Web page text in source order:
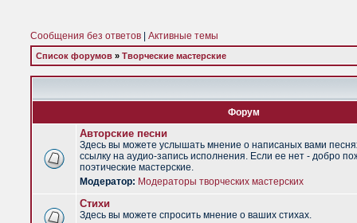
Сообщения без ответов Активные темы
Список форумов » Творческие мастерские
Форум
Авторские песни
Здесь вы можете услышать мнение о написаных вами
ссылку на аудио-запись исполнения. Если ее нет - добро
поэтические мастерские.
Модератор: Модераторы творческих мастерских
Стихи
Здесь вы можете спросить мнение о ваших стихах.